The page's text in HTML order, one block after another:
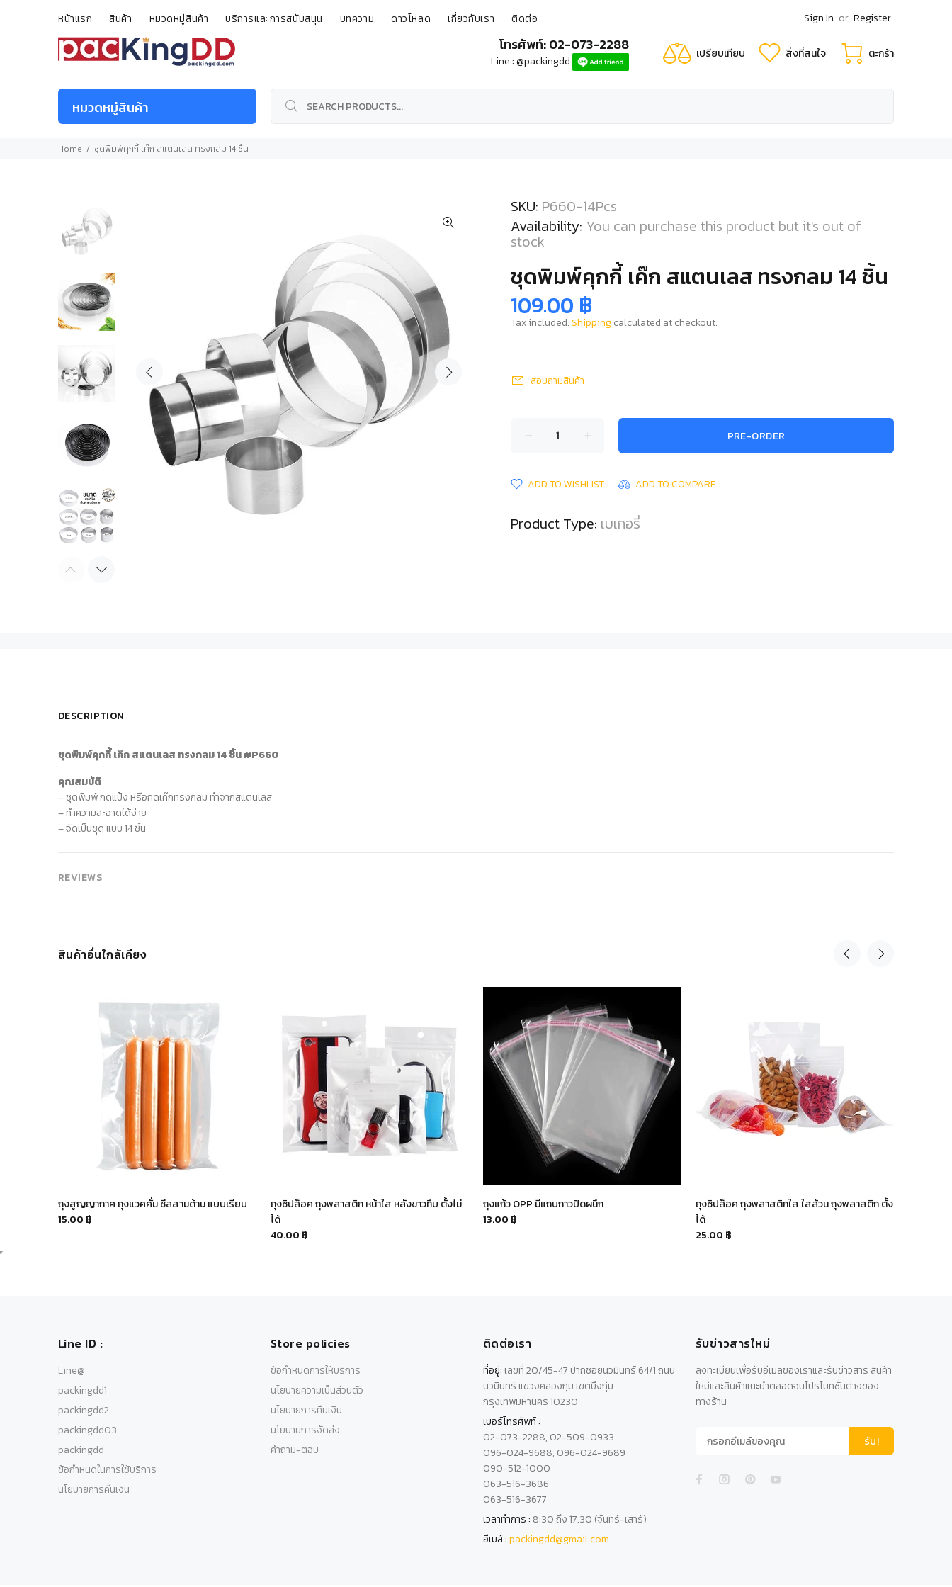
หน้าแรก สินค้า หมวดหมู่สินค้า บริการและการสนับสนุน บทความ ดาวโหลด เกี่ยวกับเรา ติดต่อ Sign In or Register
โทรศัพท์: 02-073-2288
Line : @packingdd
เปรียบเทียบ สิ่งที่สนใจ ตะกร้า
หมวดหมู่สินค้า
Home ชุดพิมพ์คุกกี้ เค๊ก สแตนเลส ทรงกลม 14 ชิ้น
SKU: P660-14Pcs
Availability: You can purchase this product but it's out of
stock
ชุดพิมพ์คุกกี้ เค๊ก สแตนเลส ทรงกลม 14 ชิ้น
109.00 ฿
Tax included.Shippingcalculated at checkout.
สอบถามสินค้า
PRE-ORDER
ADD TO WISHLIST ADD TO COMPARE
Product Type: เบเกอรี่
DESCRIPTION
ชุดพิมพ์คุกกี้ เค๊ก สแตนเลส ทรงกลม 14 ชิ้น #P660
คุณสมบัติ
– ชุดพิมพ์ กดแป้ง หรือกดเค๊กทรงกลม ทำจากสแตนเลส
– ทำความสะอาดได้ง่าย
– จัดเป็นชุด แบบ 14 ชิ้น
REVIEWS
สินค้าอื่นใกล้เคียง
ถุงสูญญากาศ ถุงแวคคั่ม ซีลสามด้าน แบบเรียบ
15.00 ฿
ถุงซิปล็อค ถุงพลาสติก หน้าใส หลังขาวทึบ ตั้งไม่
ได้
40.00 ฿
ถุงแก้ว OPP มีแถบกาวปิดผนึก
13.00 ฿
ถุงซิปล็อค ถุงพลาสติกใส ใสล้วน ถุงพลาสติก ตั้ง
ได้
25.00 ฿
Line ID :
Line@
packingdd1
packingdd2
packingdd03
packingdd
ข้อกำหนดในการใช้บริการ
นโยบายการคืนเงิน
Store policies
ข้อกำหนดการให้บริการ
นโยบายความเป็นส่วนตัว
นโยบายการคืนเงิน
นโยบายการจัดส่ง
คำถาม-ตอบ
ติดต่อเรา
ที่อยู่: เลขที่ 20/45-47 ปากซอยนวมินทร์ 64/1 ถนน
นวมินทร์ แขวงคลองกุ่ม เขตบึงกุ่ม
กรุงเทพมหานคร 10230
เบอร์โทรศัพท์ :
02-073-2288, 02-509-0933
096-024-9688, 096-024-9689
090-512-1000
063-516-3686
063-516-3677
เวลาทำการ : 8:30 ถึง 17.30 (จันทร์-เสาร์)
อีเมล์ :packingdd@gmail.com
รับข่าวสารใหม่
ลงทะเบียนเพื่อรับอีเมลของเราและรับข่าวสาร สินค้า
ใหม่และสินค้าแนะนำตลอดจนโปรโมทชั่นต่างของ
ทางร้าน
รับ!